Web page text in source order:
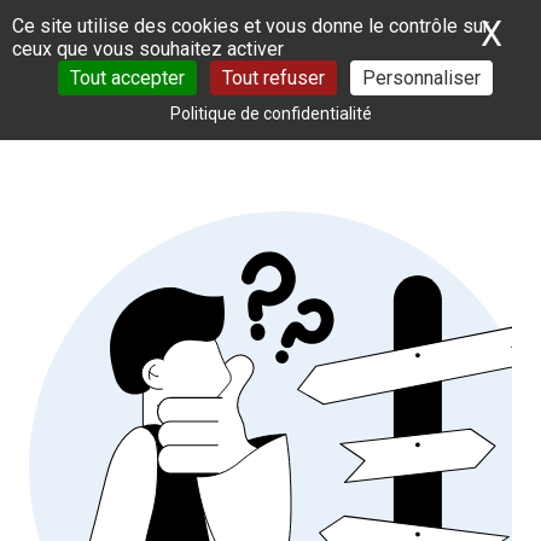
Panneau de gestion des cookies
Ce site utilise des cookies et vous donne le contrôle sur
ceux que vous souhaitez activer
Tout accepter
Tout refuser Personnaliser
Politique de confidentialité
X